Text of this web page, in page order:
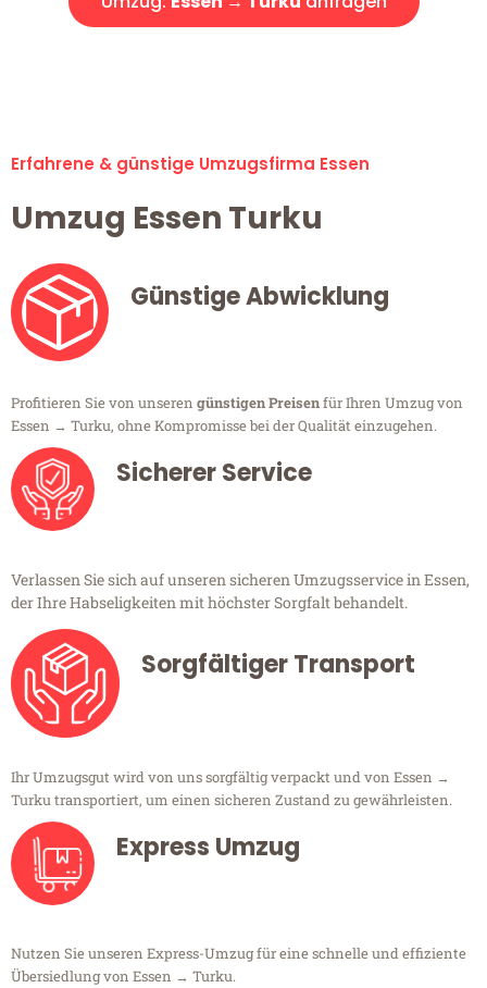
Erfahrene & günstige Umzugsfirma Essen
Umzug Essen Turku
Günstige Abwicklung
Profitieren Sie von unseren günstigen Preisenfür Ihren Umzug von
Essen → Turku, ohne Kompromisse bei der Qualität einzugehen.
Sicherer Service
Verlassen Sie sich auf unseren sicheren Umzugsservice in Essen,
der Ihre Habseligkeiten mit höchster Sorgfalt behandelt.
Sorgfältiger Transport
Ihr Umzugsgut wird von uns sorgfältig verpackt und von Essen →
Turku transportiert, um einen sicheren Zustand zu gewährleisten.
Express Umzug
Nutzen Sie unseren Express-Umzug für eine schnelle und effiziente
Übersiedlung von Essen → Turku.